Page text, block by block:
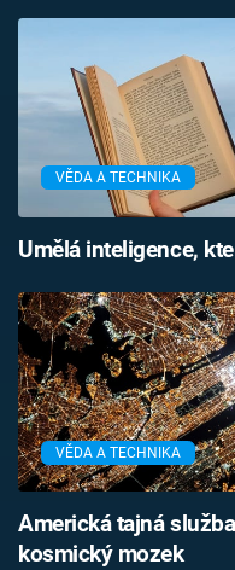
VĚDA A TECHNIKA
Umělá inteligence,
VĚDA A TECHNIKA
Americká tajná
kosmický mozek